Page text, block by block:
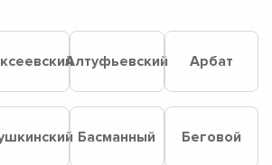
Алтуфьевский Арбат
Басманный Беговой